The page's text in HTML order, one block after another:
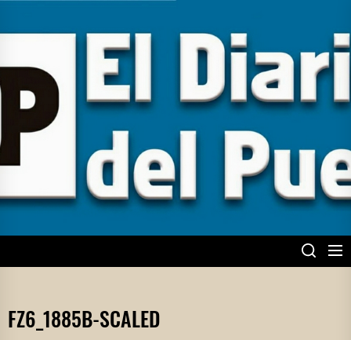
content
EL DIARIO DEL
PUEBLO
FZ6_1885B-SCALED